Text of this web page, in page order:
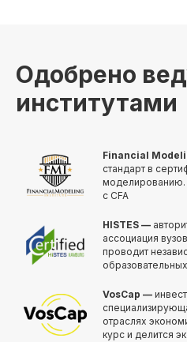
Одобрено
институтами
Financial
стандарт в
моделированию.
с CFA
HISTES —
ассоциация
проводит
VosCap —
отраслях
курс и делится
Получить программу
Получить полную
программу курса
в PDF или
48 часов
демо-доступа
ко всему курсу